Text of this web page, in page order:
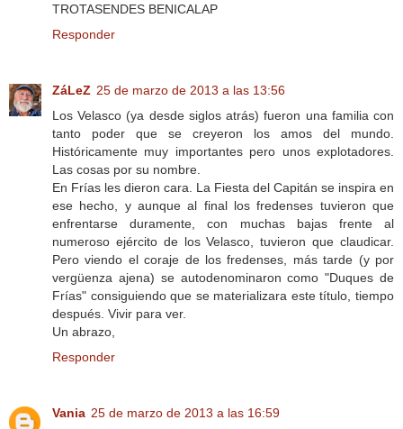
TROTASENDES BENICALAP
Responder
ZáLeZ 25 de marzo de 2013 a las 13:56
Los Velasco (ya desde siglos atrás) fueron una familia con
tanto poder que se creyeron los amos del mundo.
Históricamente muy importantes pero unos explotadores.
Las cosas por su nombre.
En Frías les dieron cara. La Fiesta del Capitán se inspira en
ese hecho, y aunque al final los fredenses tuvieron que
enfrentarse duramente, con muchas bajas frente al
numeroso ejército de los Velasco, tuvieron que claudicar.
Pero viendo el coraje de los fredenses, más tarde (y por
vergüenza ajena) se autodenominaron como "Duques de
Frías" consiguiendo que se materializara este título, tiempo
después. Vivir para ver.
Un abrazo,
Responder
Vania 25 de marzo de 2013 a las 16:59